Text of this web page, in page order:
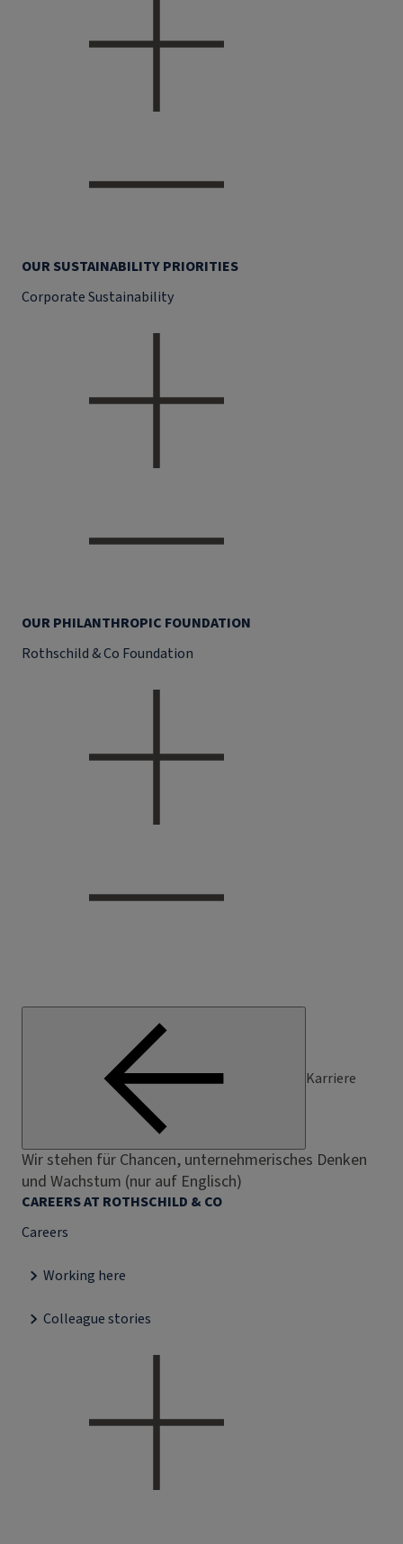
OUR SUSTAINABILITY PRIORITIES
Corporate Sustainability
OUR PHILANTHROPIC FOUNDATION
Rothschild & Co Foundation
Karriere
Wir stehen für Chancen, unternehmerisches Denken
und Wachstum (nur auf Englisch)
CAREERS AT ROTHSCHILD & CO
Careers
Working here
Colleague stories